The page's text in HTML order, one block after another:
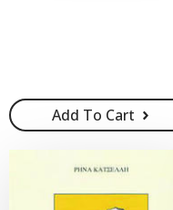
Add To Cart